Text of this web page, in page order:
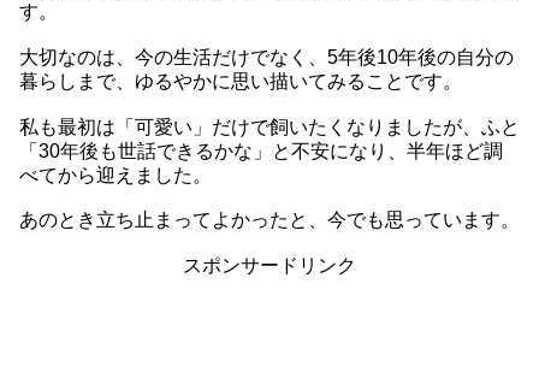
す。
大切なのは、今の生活だけでなく、5年後10年後の自分の
暮らしまで、ゆるやかに思い描いてみることです。
私も最初は「可愛い」だけで飼いたくなりましたが、ふと
「30年後も世話できるかな」と不安になり、半年ほど調
べてから迎えました。
あのとき立ち止まってよかったと、今でも思っています。
スポンサードリンク